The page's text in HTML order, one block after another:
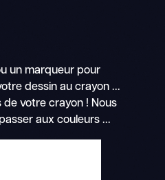
un marqueur pour
dessin au crayon ...
de votre crayon ! Nous
aux couleurs ...